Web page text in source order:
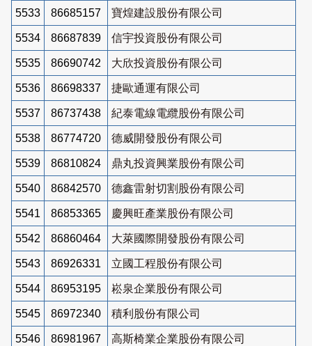
5533 86685157 寶煌建設股份有限公司
5534 86687839 信宇投資股份有限公司
5535 86690742 大欣投資股份有限公司
5536 86698337 捷歐通運有限公司
5537 86737438 紀泰電線電纜股份有限公司
5538 86774720 德威開發股份有限公司
5539 86810824 鼎丸投資興業股份有限公司
5540 86842570 德鑫雷射切割股份有限公司
5541 86853365 慶興旺產業股份有限公司
5542 86860464 大萊國際開發股份有限公司
5543 86926331 立國工程股份有限公司
5544 86953195 崧泉企業股份有限公司
5545 86972340 積利股份有限公司
5546 86981967 高斯椅業企業股份有限公司